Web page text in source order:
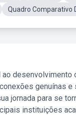
Quadro Comparativo
genuínas
jornada para se
instituições